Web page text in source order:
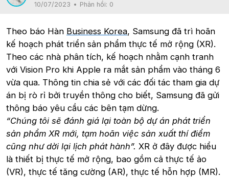
10/07/2023
Phản hồi: 0
Theo báo Hàn Business Korea, Samsung đã trì hoãn
kế hoạch phát triển sản phẩm thực tế mở rộng (XR).
Theo các nhà phân tích, kế hoạch nhằm cạnh tranh
với Vision Pro khi Apple ra mắt sản phẩm vào tháng 6
vừa qua. Thông tin chia sẻ với các đối tác tham gia dự
án bị rò rỉ bởi truyền thông cho biết, Samsung đã gửi
thông báo yêu cầu các bên tạm dừng.
“Chúng tôi sẽ đánh giá lại toàn bộ dự án phát triển
sản phẩm XR mới, tạm hoãn việc sản xuất thí điểm
cũng như dời lại lịch phát hành”. XR ở đây được hiểu
là thiết bị thực tế mở rộng, bao gồm cả thực tế ảo
(VR), thực tế tăng cường (AR), thực tế hỗn hợp (MR).